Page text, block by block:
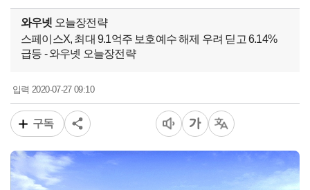
와우넷 오늘장전략
스페이스X, 최대 9.1억주 보호예수 해제 우려 딛고 6.14%
급등 - 와우넷 오늘장전략
입력2020-07-27 09:10
구독